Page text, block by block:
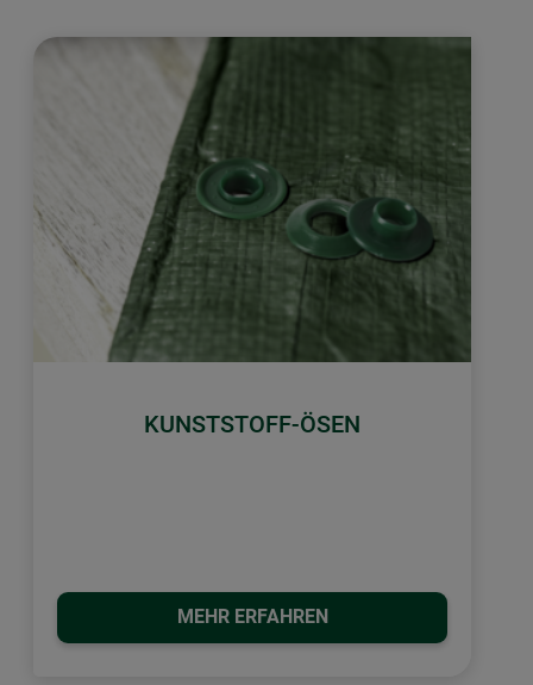
KUNSTSTOFF-ÖSEN
MEHR ERFAHREN